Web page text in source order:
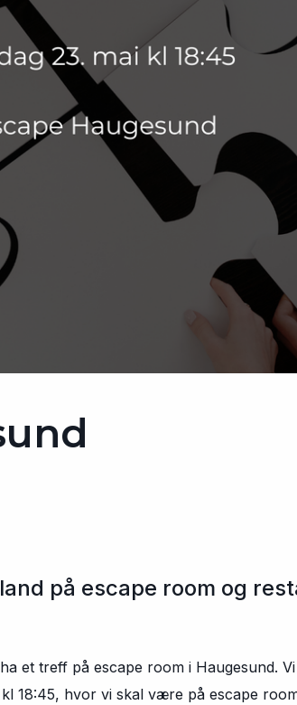
på escape room og
et treff på escape room i Haugesund.
18:45, hvor vi skal være på escape